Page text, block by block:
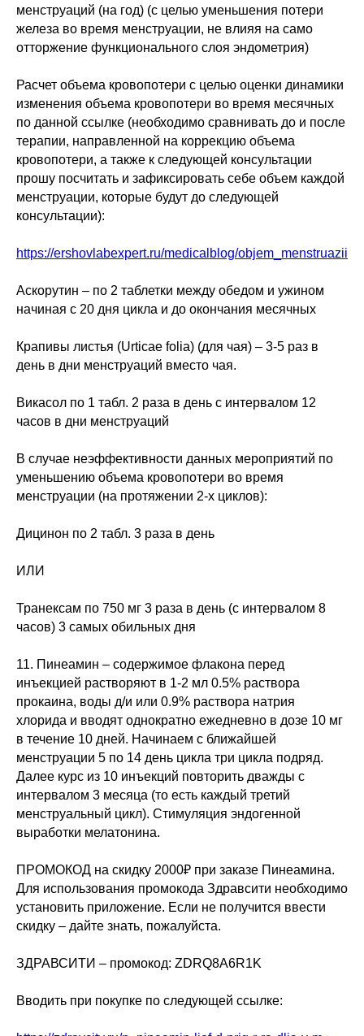
менструаций (на год) (с целью уменьшения потери
железа во время менструации, не влияя на само
отторжение функционального слоя эндометрия)
Расчет объема кровопотери с целью оценки динамики
изменения объема кровопотери во время месячных
по данной ссылке (необходимо сравнивать до и после
терапии, направленной на коррекцию объема
кровопотери, а также к следующей консультации
прошу посчитать и зафиксировать себе объем каждой
менструации, которые будут до следующей
консультации):
https://ershovlabexpert.ru/medicalblog/objem_menstruazii
Аскорутин – по 2 таблетки между обедом и ужином
начиная с 20 дня цикла и до окончания месячных
Крапивы листья (Urticae folia) (для чая) – 3-5 раз в
день в дни менструаций вместо чая.
Викасол по 1 табл. 2 раза в день с интервалом 12
часов в дни менструаций
В случае неэффективности данных мероприятий по
уменьшению объема кровопотери во время
менструации (на протяжении 2-х циклов):
Дицинон по 2 табл. 3 раза в день
ИЛИ
Транексам по 750 мг 3 раза в день (с интервалом 8
часов) 3 самых обильных дня
11. Пинеамин – содержимое флакона перед
инъекцией растворяют в 1-2 мл 0.5% раствора
прокаина, воды д/и или 0.9% раствора натрия
хлорида и вводят однократно ежедневно в дозе 10 мг
в течение 10 дней. Начинаем с ближайшей
менструации 5 по 14 день цикла три цикла подряд.
Далее курс из 10 инъекций повторить дважды с
интервалом 3 месяца (то есть каждый третий
менструальный цикл). Стимуляция эндогенной
выработки мелатонина.
ПРОМОКОД на скидку 2000₽ при заказе Пинеамина.
Для использования промокода Здравсити необходимо
установить приложение. Если не получится ввести
скидку – дайте знать, пожалуйста.
ЗДРАВСИТИ – промокод: ZDRQ8A6R1K
Вводить при покупке по следующей ссылке: